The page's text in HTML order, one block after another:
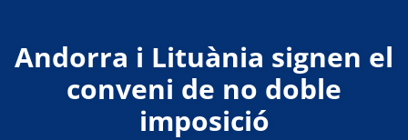
Andorra i Lituània signen el
conveni de no doble
imposició